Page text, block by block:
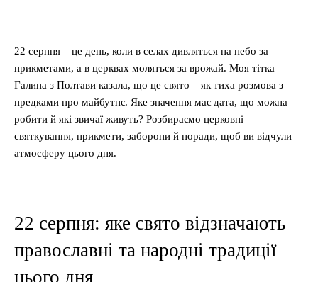
22 серпня – це день, коли в селах дивляться на небо за
прикметами, а в церквах моляться за врожай. Моя тітка
Галина з Полтави казала, що це свято – як тиха розмова з
предками про майбутнє. Яке значення має дата, що можна
робити й які звичаї живуть? Розбираємо церковні
святкування, прикмети, заборони й поради, щоб ви відчули
атмосферу цього дня.
22 серпня: яке свято відзначають
православні та народні традиції
цього дня